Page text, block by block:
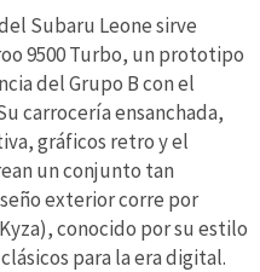
Subaru Leone sirve
9500 Turbo, un prototipo
del Grupo B con el
carrocería ensanchada,
gráficos retro y el
un conjunto tan
exterior corre por
conocido por su estilo
para la era digital.